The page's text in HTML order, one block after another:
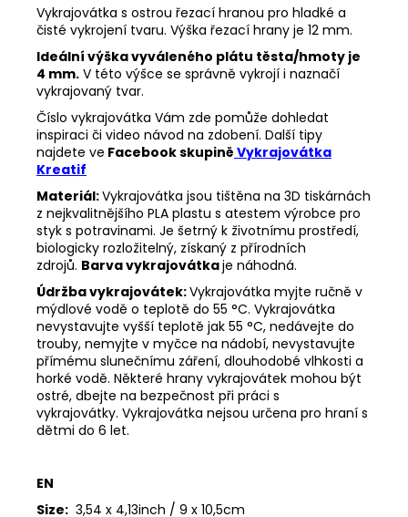
Vykrajovátka s ostrou řezací hranou pro hladké a
čisté vykrojení tvaru. Výška řezací hrany je 12 mm.
Ideální výška vyváleného plátu těsta/hmoty je
4 mm. V této výšce se správně vykrojí i naznačí
vykrajovaný tvar.
Číslo vykrajovátka Vám zde pomůže dohledat
inspiraci či video návod na zdobení. Další tipy
najdete ve Facebook skupině Vykrajovátka
Kreatif
Materiál:Vykrajovátka jsou tištěna na 3D tiskárnách
z nejkvalitnějšího PLA plastu s atestem výrobce pro
styk s potravinami. Je šetrný k životnímu prostředí,
biologicky rozložitelný, získaný z přírodních
zdrojů. Barva vykrajovátkaje náhodná.
Údržba vykrajovátek:Vykrajovátka myjte ručně v
mýdlové vodě o teplotě do 55 °C. Vykrajovátka
nevystavujte vyšší teplotě jak 55 °C, nedávejte do
trouby, nemyjte v myčce na nádobí, nevystavujte
přímému slunečnímu záření, dlouhodobé vlhkosti a
horké vodě. Některé hrany vykrajovátek mohou být
ostré, dbejte na bezpečnost při práci s
vykrajovátky. Vykrajovátka nejsou určena pro hraní s
dětmi do 6 let.
EN
Size: 3,54 x 4,13inch / 9 x 10,5cm